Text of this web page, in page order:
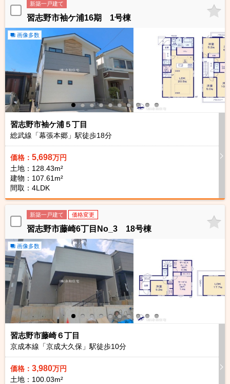
新築一戸建て
習志野市袖ケ浦16期 1号棟
画像多数
習志野市袖ケ浦５丁目
総武線「幕張本郷」駅徒歩18分
価格： 5,698万円
土地：128.43m²
建物：107.61m²
間取：4LDK
新築一戸建て 価格変更
習志野市藤崎6丁目No_3 18号棟
画像多数
習志野市藤崎６丁目
京成本線「京成大久保」駅徒歩10分
価格： 3,980万円
土地：100.03m²